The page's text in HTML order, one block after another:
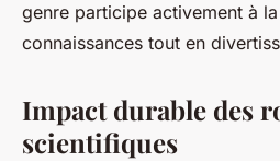
genre participe activement à
connaissances tout en
Impact durable des
scientifiques